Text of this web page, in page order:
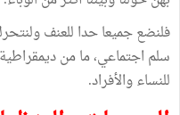
فلنضع جميعا حدا للعنف
سلم اجتماعي، ما من
للنساء والأفراد.